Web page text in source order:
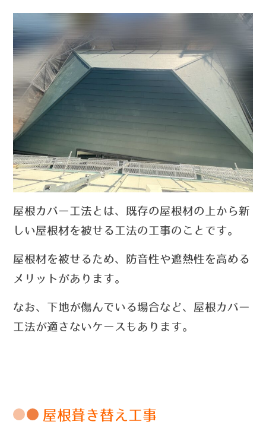
屋根カバー工法とは、既存の屋根材の上から新
しい屋根材を被せる工法の工事のことです。
屋根材を被せるため、防音性や遮熱性を高める
メリットがあります。
なお、下地が傷んでいる場合など、 屋根カバー
工法が適さないケースもあります。
屋根葺き替え工事